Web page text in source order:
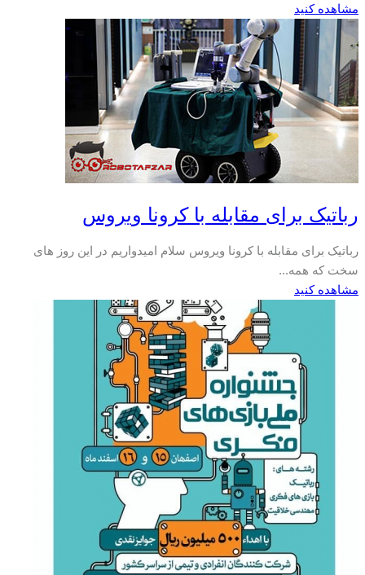
مشاهده کنید
رباتیک برای مقابله با کرونا ویروس
رباتیک برای مقابله با کرونا ویروس سلام امیدواریم در این روز های
سخت که همه...
مشاهده کنید